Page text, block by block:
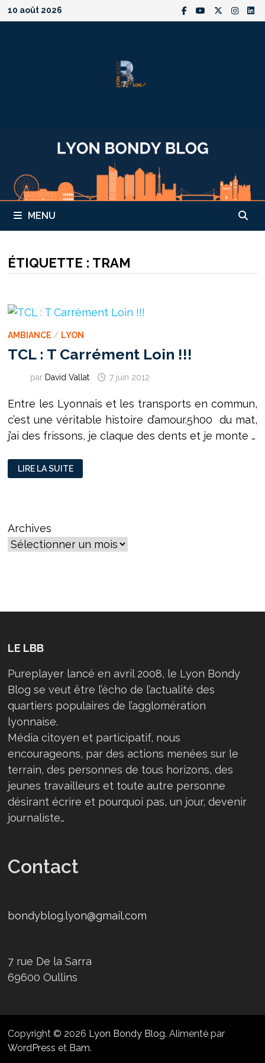
Passer
au
10 août 2026
MENU
ÉTIQUETTE : TRAM
AMBIANCE / LYON
TCL : T Carrément Loin !!!
par David Vallat 7 juin 2012
Entre les Lyonnais et les transports en commun,
c’est une véritable histoire d’amour.5h00 du mat,
j’ai des frissons, je claque des dents et je monte …
TCL
:
T
LIRE LA SUITE
Archives
LE LBB
Pureplayer lancé en avril 2008, le Lyon Bondy
Blog se veut être l’écho de l’actualité des
quartiers populaires de l’agglomération
lyonnaise.
Média citoyen et participatif, nous
encourageons, par des actions menées sur le
terrain, des personnes de tous horizons, des
jeunes travailleurs et toute autre personne
désirant écrire et pourquoi pas, un jour, devenir
journaliste…
Contact
bondyblog.lyon@gmail.com
7 rue De la Sarra
69600 Oullins
Copyright © 2026 Lyon Bondy Blog. Alimenté par
WordPress et Bam.